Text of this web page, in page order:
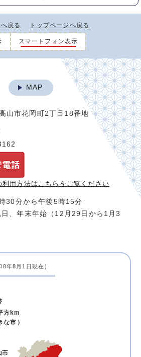
戻る トップページへ戻る
スマートフォン表示
MAP
山市花岡町2丁目18番地
利用方法は こちらをご覧ください
30分から午後5時15分
、年末年始（12月29日から1月3
8年8月1日現在）
方km
な市）